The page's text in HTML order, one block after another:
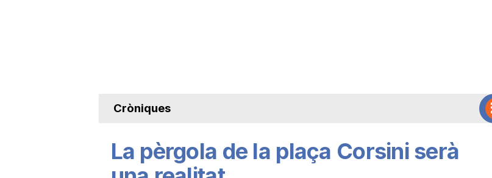
u
Cròniques
La pèrgola de la plaça Corsini serà